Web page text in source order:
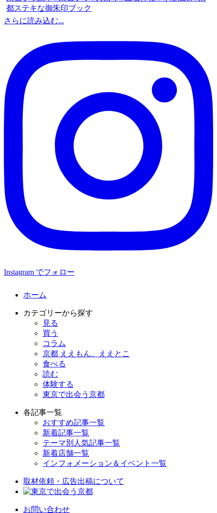
さらに読み込む...
Instagram でフォロー
ホーム
カテゴリーから探す
見る
買う
コラム
京都 ええもん、ええとこ
食べる
読む
体験する
東京で出会う京都
各記事一覧
おすすめ記事一覧
新着記事一覧
テーマ別人気記事一覧
新着店舗一覧
インフォメーション＆イベント一覧
取材依頼・広告出稿について
お問い合わせ